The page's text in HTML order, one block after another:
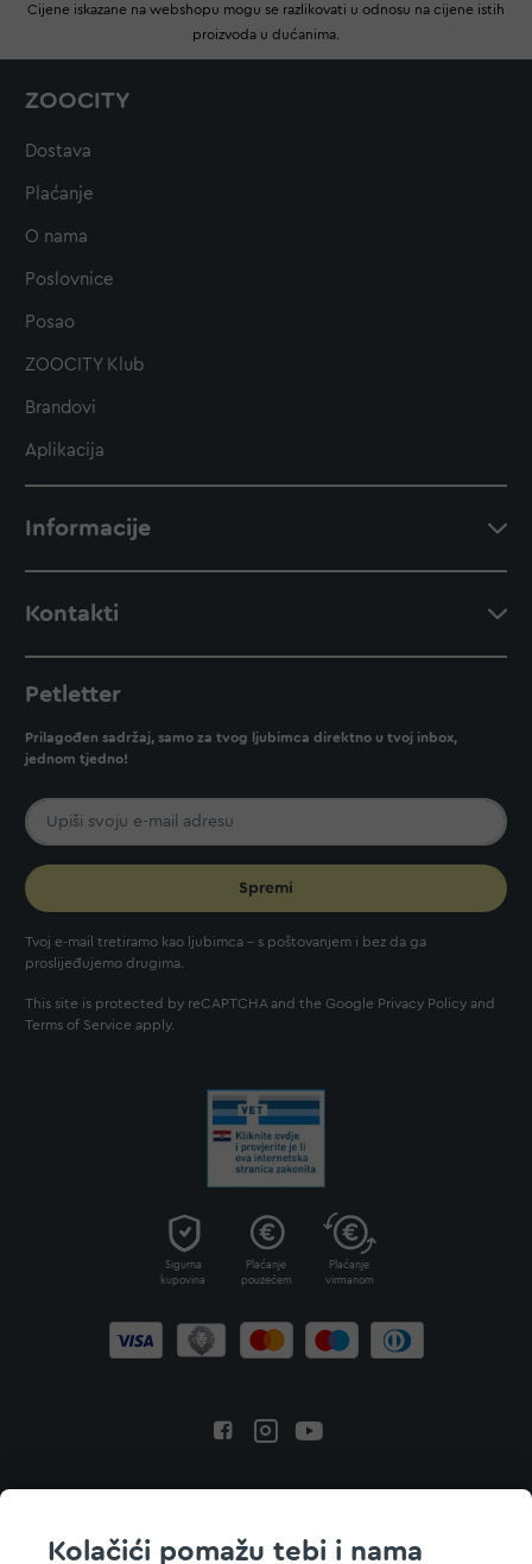
Kolačići pomažu tebi i nama
Cijene iskazane na webshopu mogu se razlikovati u odnosu na cijene istih
proizvoda u dućanima.
ZOOCITY
Dostava
Plaćanje
O nama
Poslovnice
Posao
ZOOCITY Klub
Brandovi
Aplikacija
Informacije
Kontakti
Petletter
Prilagođen sadržaj, samo za tvog ljubimca direktno u tvoj inbox,
jednom tjedno!
Spremi
Tvoj e-mail tretiramo kao ljubimca - s poštovanjem i bez da ga
proslijeđujemo drugima.
This site is protected by reCAPTCHA and the Google Privacy Policy and
Terms of Service apply.
Sigurna
kupovina
Plaćanje
pouzećem
Plaćanje
virmanom